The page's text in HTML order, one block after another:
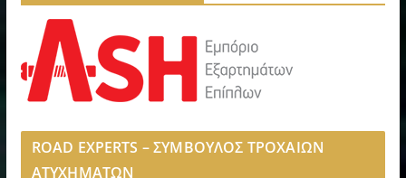
ROAD EXPERTS – ΣΥΜΒΟΥΛΟΣ ΤΡΟΧΑΙΩΝ
ΑΤΥΧΗΜΑΤΩΝ